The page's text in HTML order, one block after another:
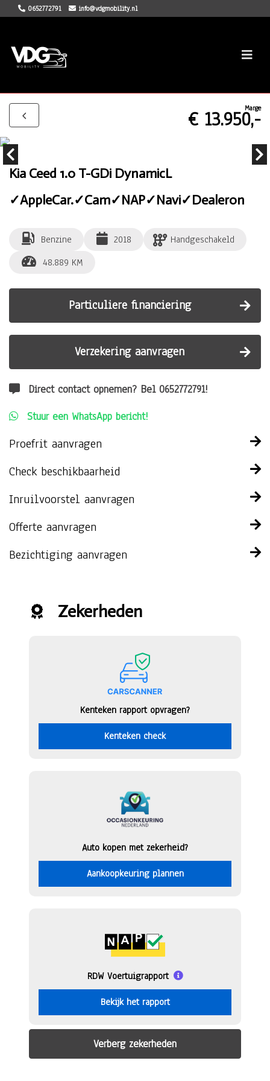
0652772791 info@vdgmobility.nl
Marge
€ 13.950,-
Kia Ceed 1.0 T-GDi DynamicL
✓AppleCar.✓Cam✓NAP✓Navi✓Dealeron
Benzine 2018
Handgeschakeld
48.889 KM
Particuliere financiering
Verzekering aanvragen
Direct contact opnemen? Bel 0652772791!
Stuur een WhatsApp bericht!
Proefrit aanvragen
Check beschikbaarheid
Inruilvoorstel aanvragen
Offerte aanvragen
Bezichtiging aanvragen
Zekerheden
Kenteken rapport opvragen?
Kenteken check
Auto kopen met zekerheid?
Aankoopkeuring plannen
RDW Voertuigrapport
Bekijk het rapport
Verberg zekerheden